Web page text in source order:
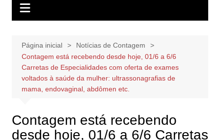
Página inicial
Notícias de Contagem
Contagem está recebendo desde hoje, 01/6 a 6/6
Carretas de Especialidades com oferta de exames
voltados à saúde da mulher: ultrassonagrafias de
mama, endovaginal, abdômen etc.
Contagem está recebendo
desde hoje, 01/6 a 6/6 Carretas